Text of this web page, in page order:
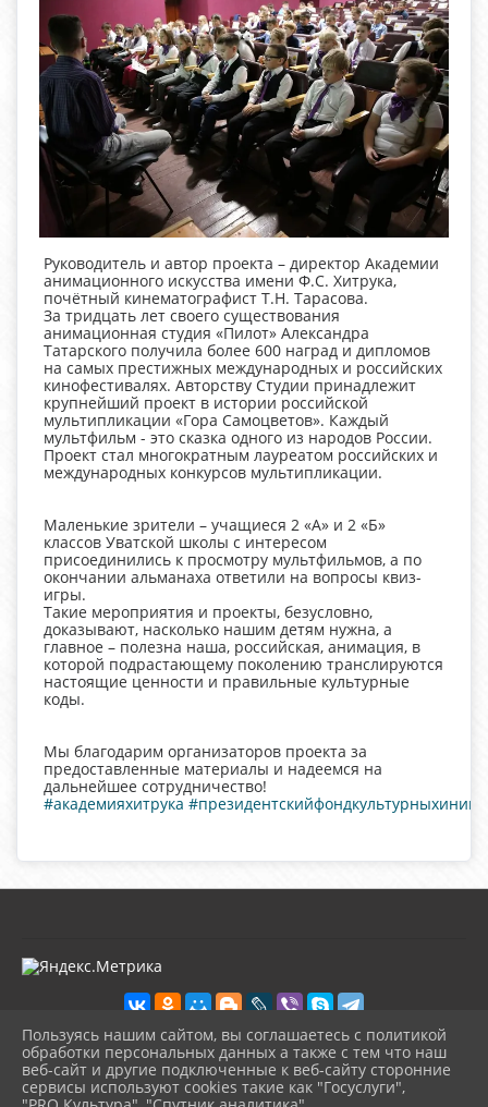
Руководитель и автор проекта – директор Академии
анимационного искусства имени Ф.С. Хитрука,
почётный кинематографист Т.Н. Тарасова.
За тридцать лет своего существования
анимационная студия «Пилот» Александра
Татарского получила более 600 наград и дипломов
на самых престижных международных и российских
кинофестивалях. Авторству Студии принадлежит
крупнейший проект в истории российской
мультипликации «Гора Самоцветов». Каждый
мультфильм - это сказка одного из народов России.
Проект стал многократным лауреатом российских и
международных конкурсов мультипликации.
Маленькие зрители – учащиеся 2 «А» и 2 «Б»
классов Уватской школы с интересом
присоединились к просмотру мультфильмов, а по
окончании альманаха ответили на вопросы квиз-
игры.
Такие мероприятия и проекты, безусловно,
доказывают, насколько нашим детям нужна, а
главное – полезна наша, российская, анимация, в
которой подрастающему поколению транслируются
настоящие ценности и правильные культурные
коды.
Мы благодарим организаторов проекта за
предоставленные материалы и надеемся на
дальнейшее сотрудничество!
#академияхитрука
2026 г. kultura-uvat.ru
Вход
Пользуясь нашим сайтом, вы соглашаетесь с политикой
обработки персональных данных а также с тем что наш
веб-сайт и другие подключенные к веб-сайту сторонние
сервисы используют cookies такие как "Госуслуги",